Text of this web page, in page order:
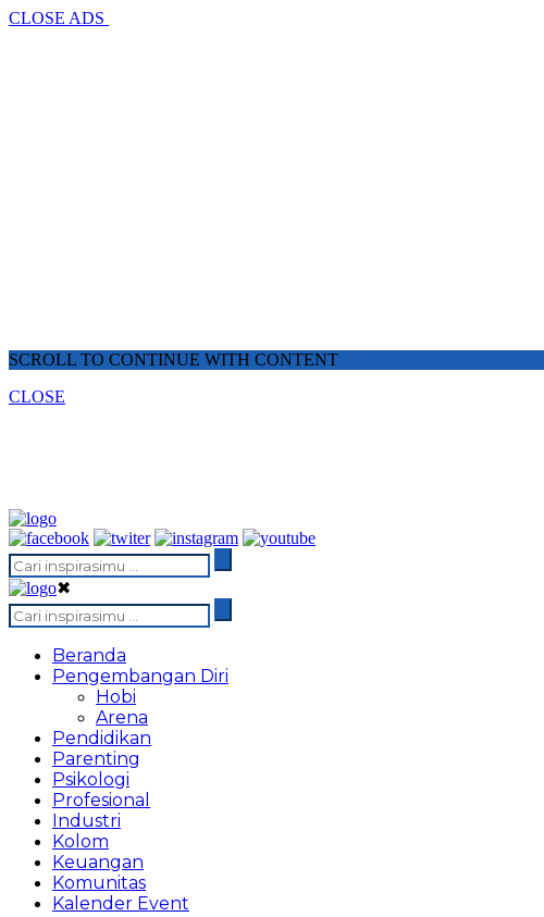
CLOSE ADS
SCROLL TO CONTINUE WITH CONTENT
CLOSE
✖
Beranda
Pengembangan Diri
Hobi
Arena
Pendidikan
Parenting
Psikologi
Profesional
Industri
Kolom
Keuangan
Komunitas
Kalender Event